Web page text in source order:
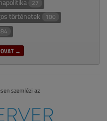
27
történetek 100
→
szemlézi az